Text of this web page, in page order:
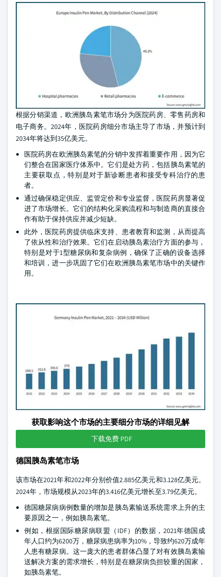
根据分销渠道，欧洲胰岛素笔市场分为医院药房、零售药房和
电子商务。2024年，医院药房细分市场主导了市场，并预计到
2034年将达到35亿美元。
医院药房在欧洲胰岛素笔的分销中发挥着重要作用，因为它
们整合在国家医疗体系中。它们是处方药，包括胰岛素笔的
主要获取点，特别是对于新诊断患者和接受专科治疗的患
者。
通过确保稳定供应、监管定价和专业监督，医院药房显著促
进了市场增长。它们的结构化采购流程和与制造商的直接合
作有助于保持供应并减少短缺。
此外，医院药房提供临床支持、患者教育和监测，从而提高
了依从性和治疗效果。它们在启动胰岛素治疗方面的参与，
特别是对于1型糖尿病和复杂病例，确保了正确的设备选择
和培训，进一步巩固了它们在欧洲胰岛素笔市场中的关键作
用。
获取影响这个市场的主要细分市场的详细见解
下载免费 PDF
德国胰岛素笔市场
该市场在2021年和2022年分别价值2.885亿美元和3.128亿美元。
2024年，市场规模从2023年的3.416亿美元增长至3.79亿美元。
德国糖尿病病例数量的增加是胰岛素输送系统需求上升的主
要原因之一，例如胰岛素笔。
例如，根据国际糖尿病联盟（IDF）的数据，2021年德国成
年人口约为6200万，糖尿病患病率为10%，导致约620万成年
人患有糖尿病。这一庞大的患者群体凸显了对有效胰岛素输
送解决方案的需求增长，特别是在糖尿病负担较重的国家，
如胰岛素笔。